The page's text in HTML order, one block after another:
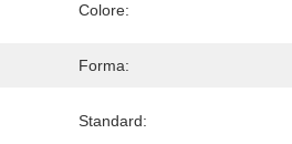
Colore:
Forma:
Standard: